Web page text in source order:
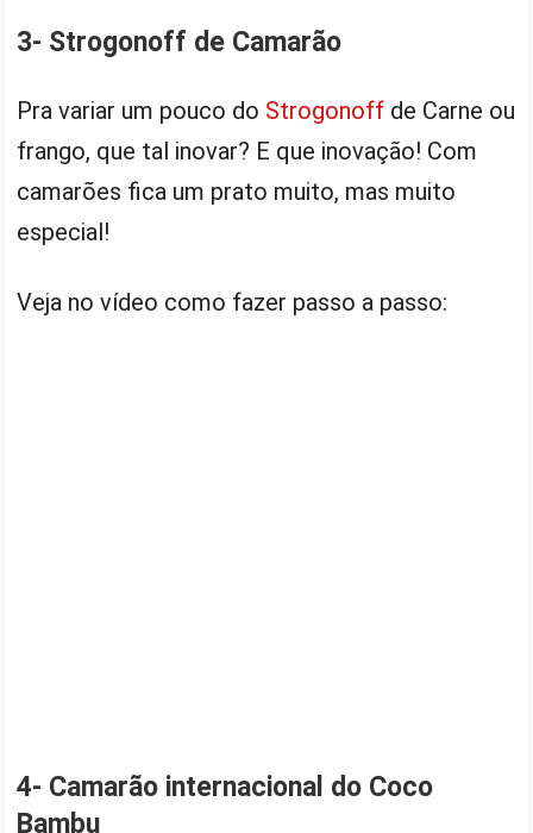
3- Strogonoff de Camarão
Pra variar um pouco do Strogonoff de Carne ou
frango, que tal inovar? E que inovação! Com
camarões fica um prato muito, mas muito
especial!
Veja no vídeo como fazer passo a passo:
4- Camarão internacional do Coco
Bambu